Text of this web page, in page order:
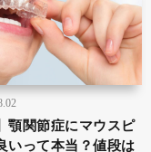
顎関節症にマウスピ
いって本当？値段は